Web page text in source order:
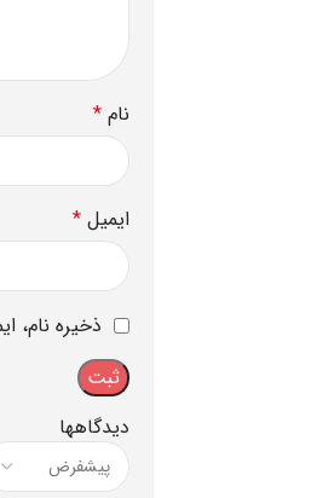
دیدگاهها
نام *
ایمیل *
ذخیره نام،